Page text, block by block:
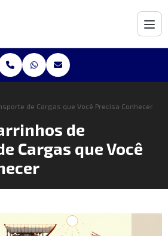
de Cargas que Você Precisa Conhecer
de
Cargas que Você